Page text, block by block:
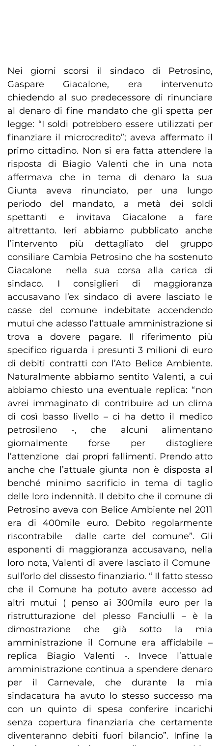
Nei giorni scorsi il sindaco di Petrosino,
Gaspare Giacalone, era intervenuto
chiedendo al suo predecessore di rinunciare
al denaro di fine mandato che gli spetta per
legge: “I soldi potrebbero essere utilizzati per
finanziare il microcredito”; aveva affermato il
primo cittadino. Non si era fatta attendere la
risposta di Biagio Valenti che in una nota
affermava che in tema di denaro la sua
Giunta aveva rinunciato, per una lungo
periodo del mandato, a metà dei soldi
spettanti e invitava Giacalone a fare
altrettanto. Ieri abbiamo pubblicato anche
l’intervento più dettagliato del gruppo
consiliare Cambia Petrosino che ha sostenuto
Giacalone nella sua corsa alla carica di
sindaco. I consiglieri di maggioranza
accusavano l’ex sindaco di avere lasciato le
casse del comune indebitate accendendo
mutui che adesso l’attuale amministrazione si
trova a dovere pagare. Il riferimento più
specifico riguarda i presunti 3 milioni di euro
di debiti contratti con l’Ato Belice Ambiente.
Naturalmente abbiamo sentito Valenti, a cui
abbiamo chiesto una eventuale replica: “non
avrei immaginato di contribuire ad un clima
di così basso livello – ci ha detto il medico
petrosileno -, che alcuni alimentano
giornalmente forse per distogliere
l’attenzione dai propri fallimenti. Prendo atto
anche che l’attuale giunta non è disposta al
benché minimo sacrificio in tema di taglio
delle loro indennità. Il debito che il comune di
Petrosino aveva con Belice Ambiente nel 2011
era di 400mile euro. Debito regolarmente
riscontrabile dalle carte del comune”. Gli
esponenti di maggioranza accusavano, nella
loro nota, Valenti di avere lasciato il Comune
sull’orlo del dissesto finanziario. “ Il fatto stesso
che il Comune ha potuto avere accesso ad
altri mutui ( penso ai 300mila euro per la
ristrutturazione del plesso Fanciulli – è la
dimostrazione che già sotto la mia
amministrazione il Comune era affidabile –
replica Biagio Valenti -. Invece l’attuale
amministrazione continua a spendere denaro
per il Carnevale, che durante la mia
sindacatura ha avuto lo stesso successo ma
con un quinto di spesa conferire incarichi
senza copertura finanziaria che certamente
diventeranno debiti fuori bilancio”. Infine la